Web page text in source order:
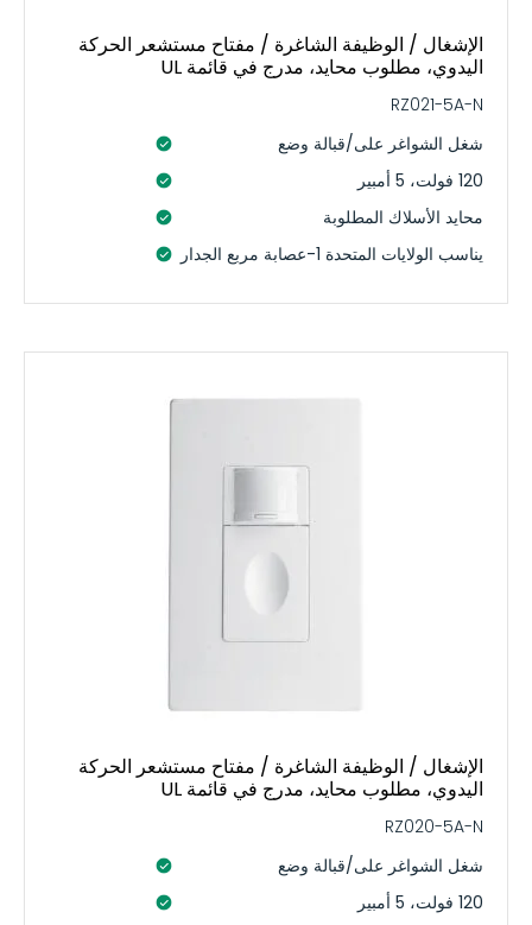
الإشغال / الوظيفة الشاغرة / مفتاح مستشعر الحركة
اليدوي، مطلوب محايد، مدرج في قائمة UL
RZ021-5A-N
شغل الشواغر على/قبالة وضع
120 فولت، 5 أمبير
محايد الأسلاك المطلوبة
يناسب الولايات المتحدة 1-عصابة مربع الجدار
الإشغال / الوظيفة الشاغرة / مفتاح مستشعر الحركة
اليدوي، مطلوب محايد، مدرج في قائمة UL
RZ020-5A-N
شغل الشواغر على/قبالة وضع
120 فولت، 5 أمبير